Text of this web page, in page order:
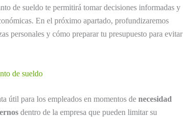
de sueldo te permitirá tomar decisiones informadas y
En el próximo apartado, profundizaremos
personales y cómo preparar tu presupuesto para evitar
de sueldo
útil para los empleados en momentos de necesidad
dentro de la empresa que pueden limitar su